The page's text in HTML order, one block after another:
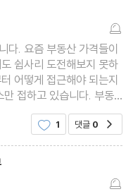
?
고?
격들이
쉽사리 도전해보지 못하
어떻게 접근해야 되는지
하고 있습니다. 부동
많고도 많지만 저와 같은
있게, 경제 이론과 부동
여 관심을 가지고 읽어보
1 댓글 0